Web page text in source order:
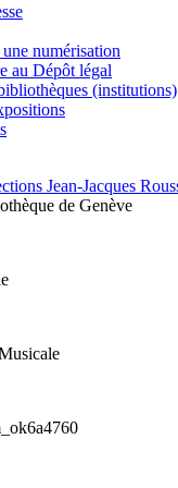
numérisation
au Dépôt légal
(institutions)